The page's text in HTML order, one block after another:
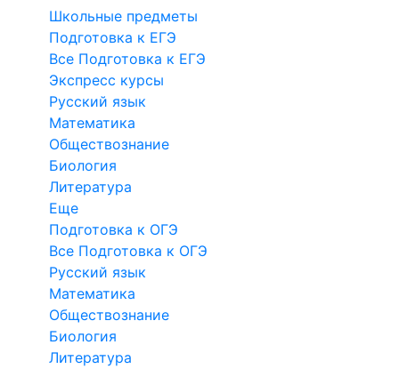
Школьные предметы
Подготовка к ЕГЭ
Все Подготовка к ЕГЭ
Экспресс курсы
Русский язык
Математика
Обществознание
Биология
Литература
Еще
Подготовка к ОГЭ
Все Подготовка к ОГЭ
Русский язык
Математика
Обществознание
Биология
Литература